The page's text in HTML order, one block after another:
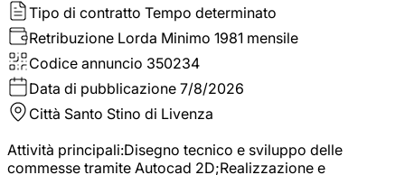
Tipo di contratto Tempo determinato
Retribuzione Lorda Minimo 1981 mensile
Codice annuncio 350234
Data di pubblicazione 7/8/2026
Città Santo Stino di Livenza
Attività principali:Disegno tecnico e sviluppo delle
commesse tramite Autocad 2D;Realizzazione e